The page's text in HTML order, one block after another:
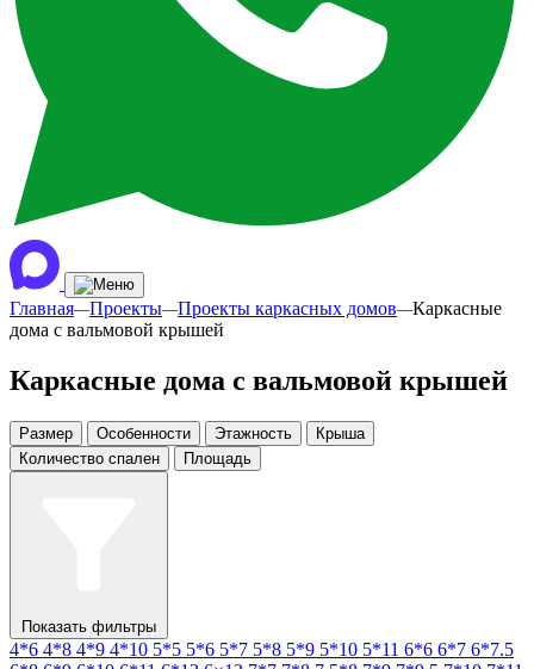
Главная—Проекты—Проекты каркасных домов—Каркасные
дома с вальмовой крышей
Каркасные дома с вальмовой крышей
Размер Особенности Этажность
Крыша
Количество спален
Площадь
Показать фильтры
4*6 4*8 4*9 4*10 5*5 5*6 5*7 5*8 5*9 5*10 5*11 6*6 6*7 6*7.5